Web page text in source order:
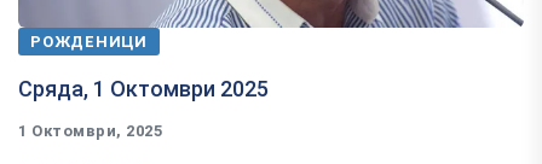
РОЖДЕНИЦИ
Сряда, 1 Октомври 2025
1 Октомври, 2025